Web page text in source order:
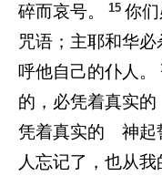
碎而哀号。
15 你
咒语；主耶和华
呼他自己的仆人。
的，必凭着真实
凭着真实的 神起
人忘记了，也从我